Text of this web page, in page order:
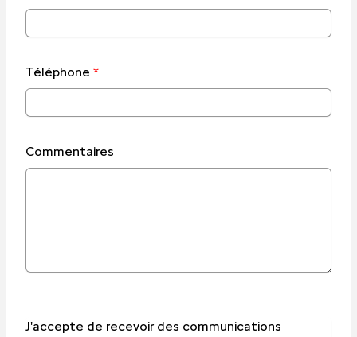
Téléphone *
Commentaires
J'accepte de recevoir des communications